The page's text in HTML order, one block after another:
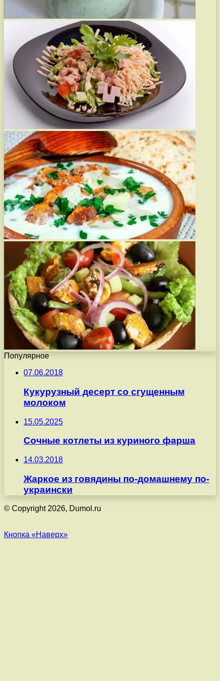
Популярное
07.06.2018
Кукурузный десерт со сгущенным
молоком
15.05.2025
Сочные котлеты из куриного фарша
14.03.2018
Жаркое из говядины по-домашнему по-
украински
© Copyright 2026, Dumol.ru
Кнопка «Наверх»